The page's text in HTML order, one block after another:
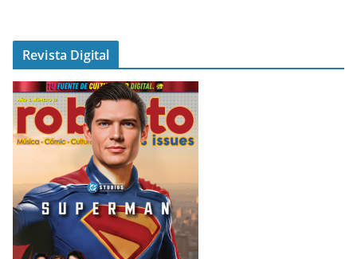
Revista Digital